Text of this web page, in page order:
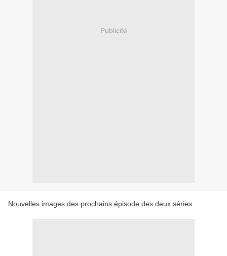
Publicité
Nouvelles images des prochains épisode des deux séries.